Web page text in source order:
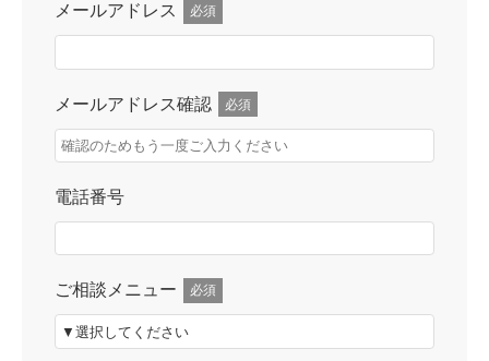
メールアドレス 必須
メールアドレス確認 必須
電話番号
ご相談メニュー 必須